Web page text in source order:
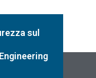
sul